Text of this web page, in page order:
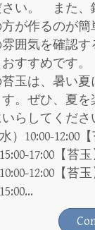
さい。 また、
方が作るのが簡
囲気を確認す
おすすめです
玉は、暑い夏
。ぜひ、夏を
らしてくださ
）10:00-12:00【
17:00【苔玉
12:00【苔玉